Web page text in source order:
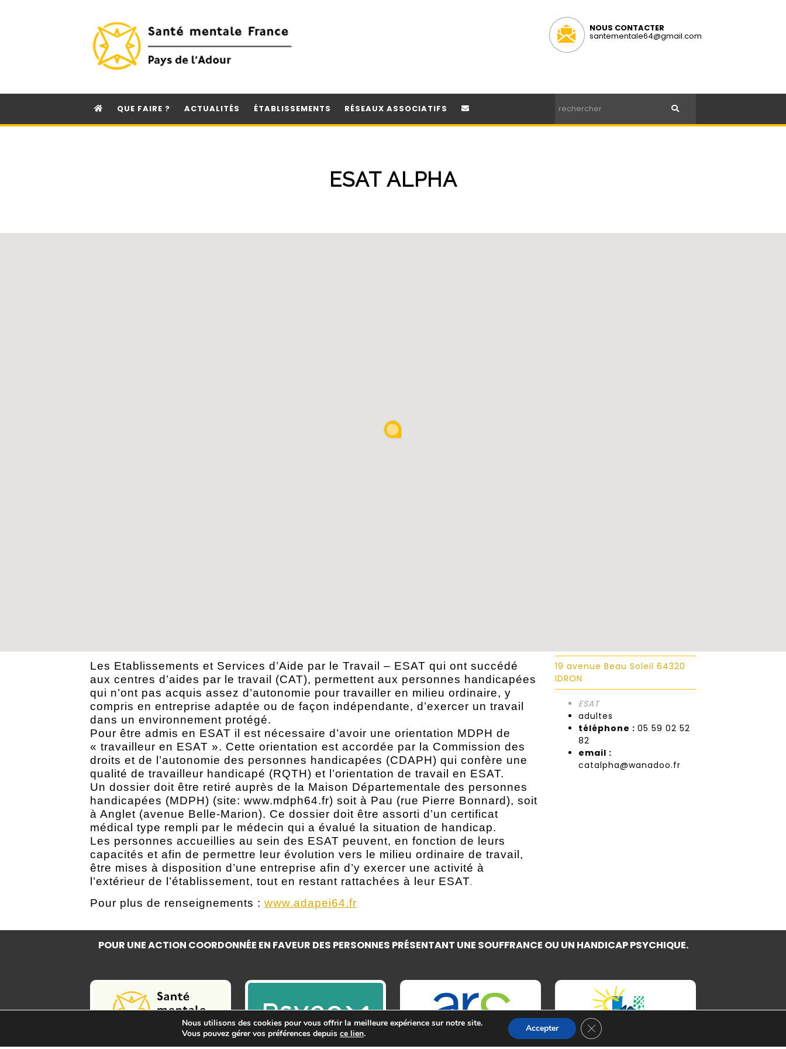
NOUS CONTACTER
santementale64@gmail.com
QUE FAIRE ? ACTUALITÉS ÉTABLISSEMENTS RÉSEAUX ASSOCIATIFS
ESAT ALPHA
Les Etablissements et Services d’Aide par le Travail – ESAT qui ont succédé
aux centres d’aides par le travail (CAT), permettent aux personnes handicapées
qui n’ont pas acquis assez d’autonomie pour travailler en milieu ordinaire, y
compris en entreprise adaptée ou de façon indépendante, d’exercer un travail
dans un environnement protégé.
Pour être admis en ESAT il est nécessaire d’avoir une orientation MDPH de
« travailleur en ESAT ». Cette orientation est accordée par la Commission des
droits et de l’autonomie des personnes handicapées (CDAPH) qui confère une
qualité de travailleur handicapé (RQTH) et l’orientation de travail en ESAT.
Un dossier doit être retiré auprès de la Maison Départementale des personnes
handicapées (MDPH) (site: www.mdph64.fr) soit à Pau (rue Pierre Bonnard), soit
à Anglet (avenue Belle-Marion). Ce dossier doit être assorti d’un certificat
médical type rempli par le médecin qui a évalué la situation de handicap.
Les personnes accueillies au sein des ESAT peuvent, en fonction de leurs
capacités et afin de permettre leur évolution vers le milieu ordinaire de travail,
être mises à disposition d’une entreprise afin d’y exercer une activité à
l’extérieur de l’établissement, tout en restant rattachées à leur ESAT.
Pour plus de renseignements : www.adapei64.fr
19 avenue Beau Soleil 64320
IDRON
ESAT
adultes
téléphone : 05 59 02 52
82
email :
catalpha@wanadoo.fr
POUR UNE ACTION COORDONNÉE EN FAVEUR DES PERSONNES PRÉSENTANT UNE SOUFFRANCE OU UN HANDICAP PSYCHIQUE.
Nous utilisons des cookies pour vous offrir la meilleure expérience sur notre site.
Vous pouvez gérer vos préférences depuis ce lien. Accepter Fermer la bannière des cookies GDPR